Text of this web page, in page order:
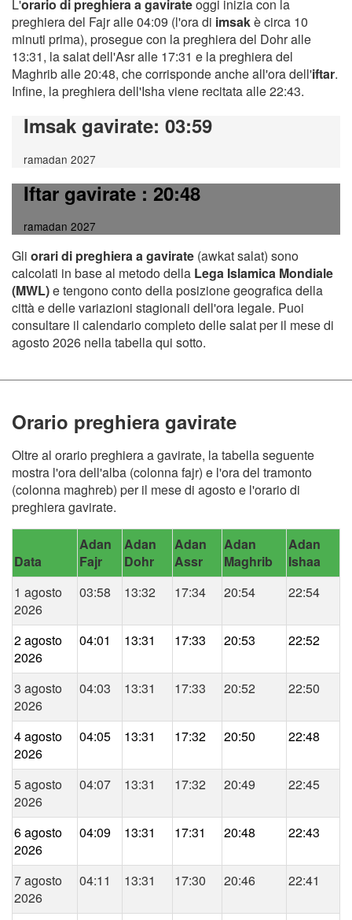
L'orario di preghiera a gavirateoggi inizia con la
preghiera del Fajr alle 04:09 (l'ora di imsakè circa 10
minuti prima), prosegue con la preghiera del Dohr alle
13:31, la salat dell'Asr alle 17:31 e la preghiera del
Maghrib alle 20:48, che corrisponde anche all'ora dell'iftar.
Infine, la preghiera dell'Isha viene recitata alle 22:43.
Imsak gavirate: 03:59
ramadan 2027
Iftar gavirate: 20:48
ramadan 2027
Gli orari di preghiera a gavirate (awkat salat) sono
calcolati in base al metodo della Lega Islamica Mondiale
(MWL)e tengono conto della posizione geografica della
città e delle variazioni stagionali dell'ora legale. Puoi
consultare il calendario completo delle salat per il mese di
agosto 2026 nella tabella qui sotto.
Orario preghiera gavirate
Oltre al orario preghiera a gavirate, la tabella seguente
mostra l'ora dell'alba (colonna fajr) e l'ora del tramonto
(colonna maghreb) per il mese di agosto e l'orario di
preghiera gavirate.
Data
Adan
Fajr
Adan
Dohr
Adan
Assr
Adan
Maghrib
Adan
Ishaa
1 agosto
2026
03:58 13:32 17:34 20:54 22:54
2 agosto
2026
04:01 13:31 17:33 20:53 22:52
3 agosto
2026
04:03 13:31 17:33 20:52 22:50
4 agosto
2026
04:05 13:31 17:32 20:50 22:48
5 agosto
2026
04:07 13:31 17:32 20:49 22:45
6 agosto
2026
04:09 13:31 17:31 20:48 22:43
7 agosto
2026
04:11 13:31 17:30 20:46 22:41